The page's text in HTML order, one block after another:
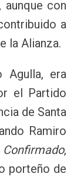
con
a
la Alianza.
Agulla, era
el Partido
de Santa
Ramiro
Confirmado,
porteño de